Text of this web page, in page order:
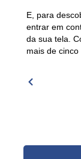
E, para
entrar em
da sua tela.
mais de